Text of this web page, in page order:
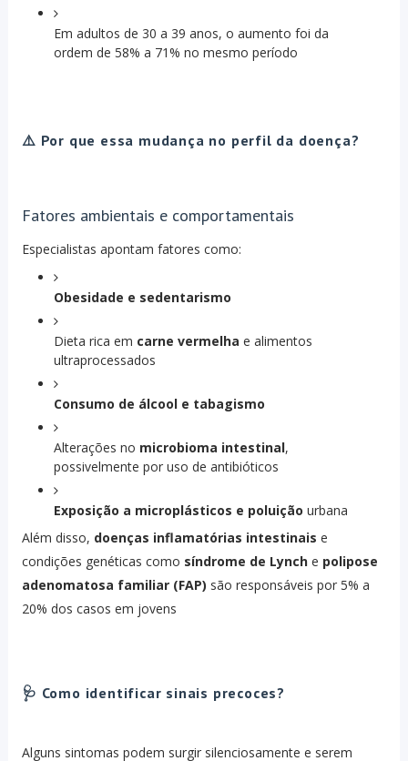
Em adultos de 30 a 39 anos, o aumento foi da
ordem de 58% a 71% no mesmo período
⚠️ Por que essa mudança no perfil da doença?
Fatores ambientais e comportamentais
Especialistas apontam fatores como:
Obesidade e sedentarismo
Dieta rica em carne vermelha e alimentos
ultraprocessados
Consumo de álcool e tabagismo
Alterações no microbioma intestinal,
possivelmente por uso de antibióticos
Exposição a microplásticos e poluição urbana
Além disso, doenças inflamatórias intestinais e
condições genéticas como síndrome de Lynche polipose
adenomatosa familiar (FAP) são responsáveis por 5% a
20% dos casos em jovens
🩺 Como identificar sinais precoces?
Alguns sintomas podem surgir silenciosamente e serem